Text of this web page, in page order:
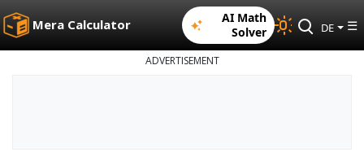
Mera Calculator
AI Math
Solver
DE ☰
ADVERTISEMENT